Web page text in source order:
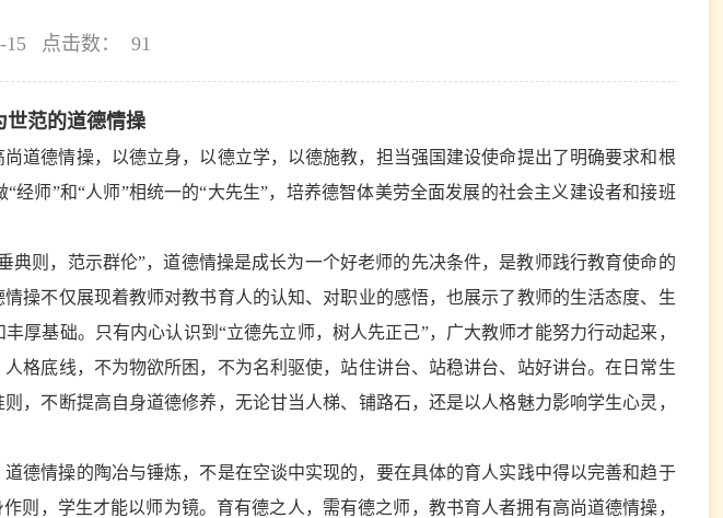
15 点击数： 91
世范的道德情操
道德情操，以德立身，以德立学，以德施教，担当强国建设使命提出了明确要求和根
师”和“人师”相统一的“大先生”，培养德智体美劳全面发展的社会主义建设者和接班
则，范示群伦”，道德情操是成长为一个好老师的先决条件，是教师践行教育使命的
操不仅展现着教师对教书育人的认知、对职业的感悟，也展示了教师的生活态度、生
基础。只有内心认识到“立德先立师，树人先正己”，广大教师才能努力行动起来，
格底线，不为物欲所困，不为名利驱使，站住讲台、站稳讲台、站好讲台。在日常生
不断提高自身道德修养，无论甘当人梯、铺路石，还是以人格魅力影响学生心灵，
德情操的陶冶与锤炼，不是在空谈中实现的，要在具体的育人实践中得以完善和趋于
则，学生才能以师为镜。育有德之人，需有德之师，教书育人者拥有高尚道德情操，